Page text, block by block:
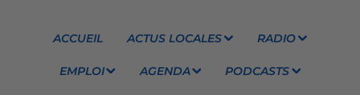
ACCUEIL ACTUS LOCALES RADIO
EMPLOI AGENDA PODCASTS